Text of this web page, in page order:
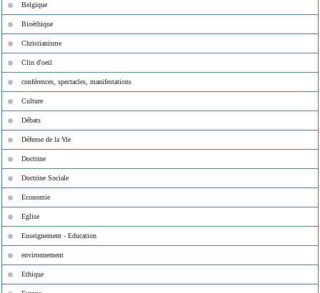
Belgique
Bioéthique
Christianisme
Clin d'oeil
conférences, spectacles, manifestations
Culture
Débats
Défense de la Vie
Doctrine
Doctrine Sociale
Economie
Eglise
Enseignement - Education
environnement
Ethique